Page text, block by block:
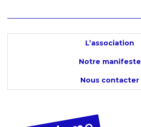
L’association
Notre manifeste
Nous contacter